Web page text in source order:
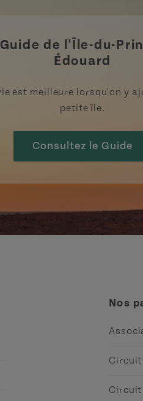
Guide de l'Île-du-
Édouard
est meilleure lorsqu'on y
petite île.
Consultez le Guide
Nos
Circuit
Circuit